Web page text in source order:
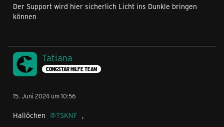
Der Support wird hier sicherlich Licht ins Dunkle bringen
können
Tatiana
CONGSTAR HILFE TEAM
15. Juni 2024 um 10:56
Hallöchen TSKNF ,